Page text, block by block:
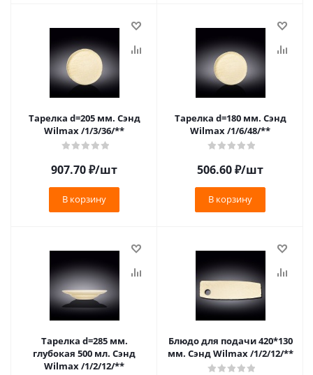
Тарелка d=205 мм. Сэнд
Wilmax /1/3/36/**
907.70₽/шт
В корзину
Тарелка d=180 мм. Сэнд
Wilmax /1/6/48/**
506.60₽/шт
В корзину
Тарелка d=285 мм.
глубокая 500 мл. Сэнд
Wilmax /1/2/12/**
Блюдо для подачи 420*130
мм. Сэнд Wilmax /1/2/12/**